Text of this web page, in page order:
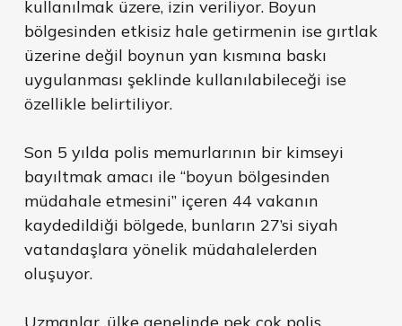
kullanılmak üzere, izin veriliyor. Boyun
bölgesinden etkisiz hale getirmenin ise gırtlak
üzerine değil boynun yan kısmına baskı
uygulanması şeklinde kullanılabileceği ise
özellikle belirtiliyor.
Son 5 yılda polis memurlarının bir kimseyi
bayıltmak amacı ile “boyun bölgesinden
müdahale etmesini” içeren 44 vakanın
kaydedildiği bölgede, bunların 27’si siyah
vatandaşlara yönelik müdahalelerden
oluşuyor.